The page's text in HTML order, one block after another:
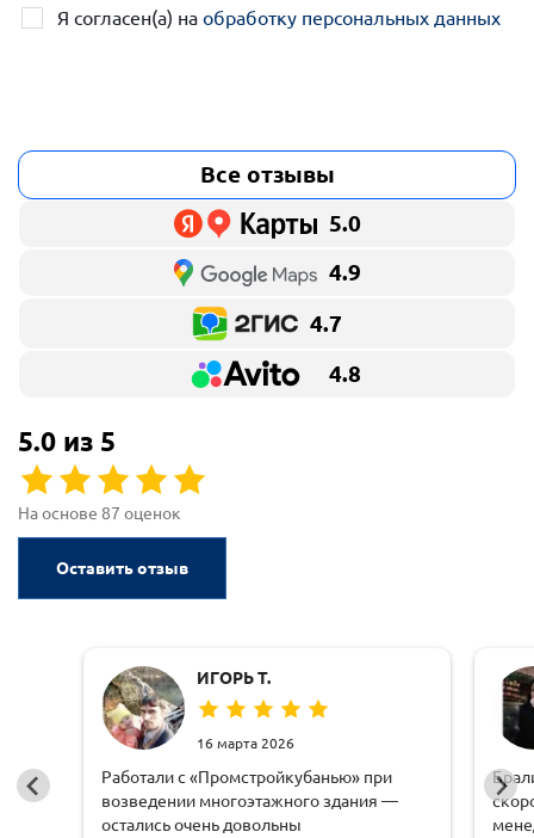
Я согласен(а) на обработку персональных данных
Все отзывы
5.0
4.9
4.7
4.8
5.0 из 5
На основе 87 оценок
Оставить отзыв
ИГОРЬ Т.
16 марта 2026
Работали с «Промстройкубанью» при
возведении многоэтажного здания —
остались очень довольны